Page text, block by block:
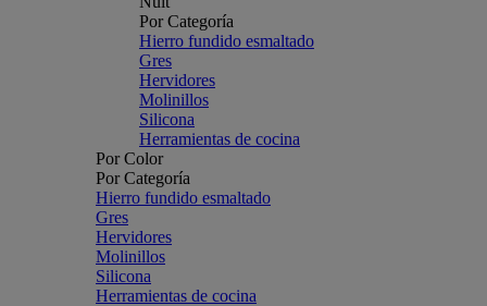
Por Categoría
Hierro fundido esmaltado
Gres
Hervidores
Molinillos
Silicona
Herramientas de cocina
Por Color
Por Categoría
Hierro fundido esmaltado
Gres
Hervidores
Molinillos
Silicona
Herramientas de cocina